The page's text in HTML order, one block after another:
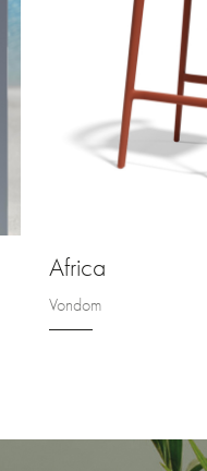
Africa
Vondom